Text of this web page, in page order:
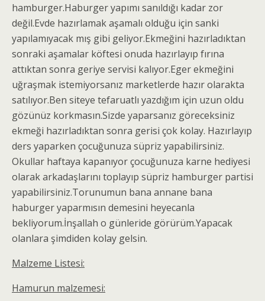
hamburger.Haburger yapımı sanıldığı kadar zor
değil.Evde hazırlamak aşamalı olduğu için sanki
yapılamıyacak mış gibi geliyor.Ekmeğini hazırladıktan
sonraki aşamalar köftesi onuda hazırlayıp fırına
attıktan sonra geriye servisi kalıyor.Eger ekmeğini
uğraşmak istemiyorsanız marketlerde hazır olarakta
satılıyor.Ben siteye tefaruatlı yazdığım için uzun oldu
gözünüz korkmasın.Sizde yaparsanız göreceksiniz
ekmeği hazırladıktan sonra gerisi çok kolay. Hazırlayıp
ders yaparken çocuğunuza süpriz yapabilirsiniz.
Okullar haftaya kapanıyor çocuğunuza karne hediyesi
olarak arkadaşlarını toplayıp süpriz hamburger partisi
yapabilirsiniz.Torunumun bana annane bana
haburger yaparmısın demesini heyecanla
bekliyorum.İnşallah o günleride görürüm.Yapacak
olanlara şimdiden kolay gelsin.
Malzeme Listesi:
Hamurun malzemesi: